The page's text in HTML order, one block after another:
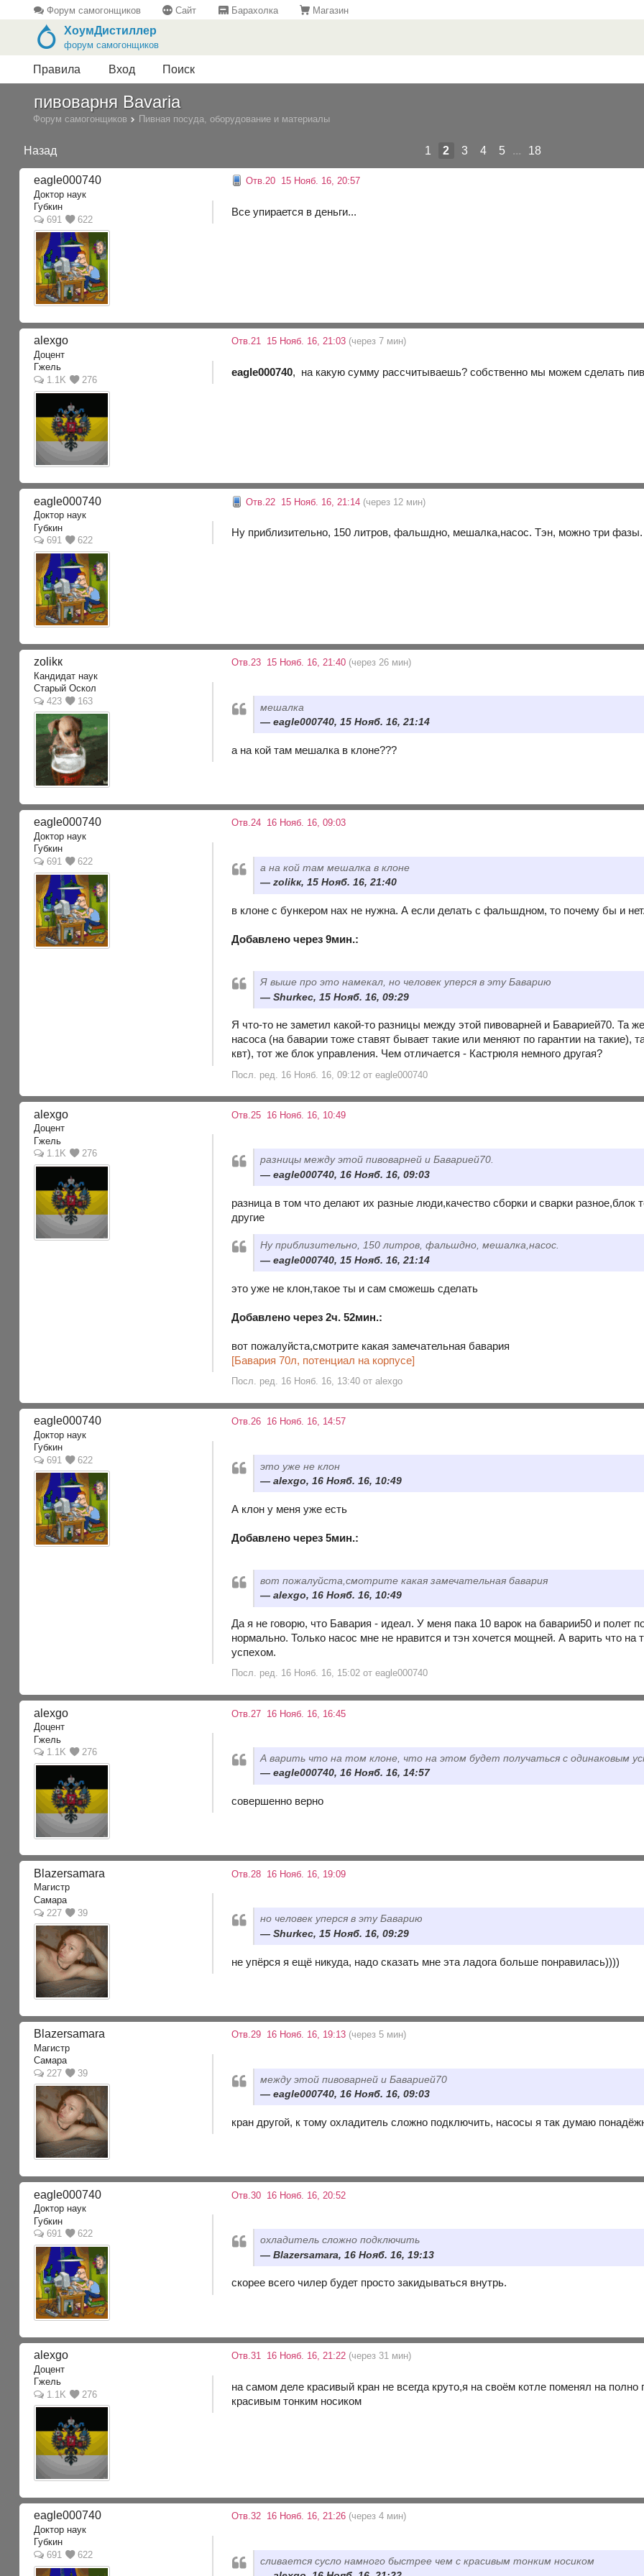
Форум самогонщиков Сайт Барахолка Магазин
ХоумДистиллер
форум самогонщиков
Правила Вход Поиск
пивоварня Bavaria
Форум самогонщиков Пивная посуда, оборудование и материалы
Назад 1 2 3 4 5 ... 18
eagle000740
Доктор наук
Губкин
691
622
Отв.20 15 Нояб. 16, 20:57
Все упирается в деньги...
alexgo
Доцент
Гжель
1.1K
276
Отв.21 15 Нояб. 16, 21:03 (через 7 мин)
eagle000740, на какую сумму рассчитываешь? собственно мы можем сделать
eagle000740
Доктор наук
Губкин
691
622
Отв.22 15 Нояб. 16, 21:14 (через 12 мин)
Ну приблизительно, 150 литров, фальшдно, мешалка,насос. Тэн, можно три
zolikк
Кандидат наук
Старый Оскол
423
163
Отв.23 15 Нояб. 16, 21:40 (через 26 мин)
мешалка
eagle000740, 15 Нояб. 16, 21:14
а на кой там мешалка в клоне???
eagle000740
Доктор наук
Губкин
691
622
Отв.24 16 Нояб. 16, 09:03
а на кой там мешалка в клоне
zolikк, 15 Нояб. 16, 21:40
в клоне с бункером нах не нужна. А если делать с фальшдном, то почему бы и
Добавлено через 9мин.:
Я выше про это намекал, но человек уперся в эту Баварию
Shurkec, 15 Нояб. 16, 09:29
Я что-то не заметил какой-то разницы между этой пивоварней и Баварией70. Та
насоса (на баварии тоже ставят бывает такие или меняют по гарантии на такие),
квт), тот же блок управления. Чем отличается - Кастрюля немного другая?
Посл. ред. 16 Нояб. 16, 09:12 от eagle000740
alexgo
Доцент
Гжель
1.1K
276
Отв.25 16 Нояб. 16, 10:49
разницы между этой пивоварней и Баварией70.
eagle000740, 16 Нояб. 16, 09:03
разница в том что делают их разные люди,качество сборки и сварки разное,блок
другие
Ну приблизительно, 150 литров, фальшдно, мешалка,насос.
eagle000740, 15 Нояб. 16, 21:14
это уже не клон,такое ты и сам сможешь сделать
Добавлено через 2ч. 52мин.:
вот пожалуйста,смотрите какая замечательная бавария
[Бавария 70л, потенциал на корпусе]
Посл. ред. 16 Нояб. 16, 13:40 от alexgo
eagle000740
Доктор наук
Губкин
691
622
Отв.26 16 Нояб. 16, 14:57
это уже не клон
alexgo, 16 Нояб. 16, 10:49
А клон у меня уже есть
Добавлено через 5мин.:
вот пожалуйста,смотрите какая замечательная бавария
alexgo, 16 Нояб. 16, 10:49
Да я не говорю, что Бавария - идеал. У меня пака 10 варок на баварии50 и полет
нормально. Только насос мне не нравится и тэн хочется мощней. А варить что
успехом.
Посл. ред. 16 Нояб. 16, 15:02 от eagle000740
alexgo
Доцент
Гжель
1.1K
276
Отв.27 16 Нояб. 16, 16:45
А варить что на том клоне, что на этом будет получаться с одинаковым
eagle000740, 16 Нояб. 16, 14:57
совершенно верно
Blazersamara
Магистр
Самара
227
39
Отв.28 16 Нояб. 16, 19:09
но человек уперся в эту Баварию
Shurkec, 15 Нояб. 16, 09:29
не упёрся я ещё никуда, надо сказать мне эта ладога больше понравилась))))
Blazersamara
Магистр
Самара
227
39
Отв.29 16 Нояб. 16, 19:13 (через 5 мин)
между этой пивоварней и Баварией70
eagle000740, 16 Нояб. 16, 09:03
кран другой, к тому охладитель сложно подключить, насосы я так думаю
eagle000740
Доктор наук
Губкин
691
622
Отв.30 16 Нояб. 16, 20:52
охладитель сложно подключить
Blazersamara, 16 Нояб. 16, 19:13
скорее всего чилер будет просто закидываться внутрь.
alexgo
Доцент
Гжель
1.1K
276
Отв.31 16 Нояб. 16, 21:22 (через 31 мин)
на самом деле красивый кран не всегда круто,я на своём котле поменял на
красивым тонким носиком
eagle000740
Доктор наук
Губкин
691
622
Отв.32 16 Нояб. 16, 21:26 (через 4 мин)
сливается сусло намного быстрее чем с красивым тонким носиком